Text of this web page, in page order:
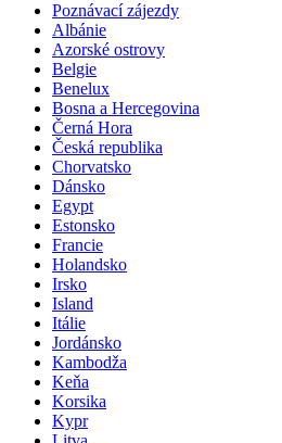
Poznávací zájezdy
Albánie
Azorské ostrovy
Belgie
Benelux
Bosna a Hercegovina
Černá Hora
Česká republika
Chorvatsko
Dánsko
Egypt
Estonsko
Francie
Holandsko
Irsko
Island
Itálie
Jordánsko
Kambodža
Keňa
Korsika
Kypr